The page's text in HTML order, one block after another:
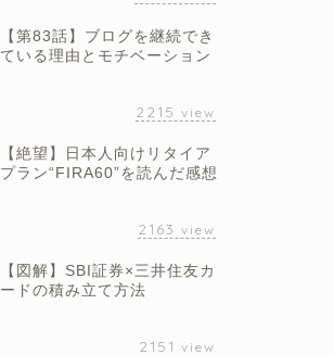
【第83話】ブログを継続でき
ている理由とモチベーション
2215 view
【絶望】日本人向けリタイア
プラン“FIRA60”を読んだ感想
2163 view
【図解】SBI証券×三井住友カ
ードの積み立て方法
2151 view